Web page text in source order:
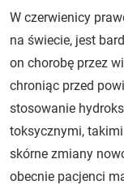
W czerwienicy
na świecie, jest
on chorobę przez
chroniąc przed
stosowanie
toksycznymi,
skórne zmiany
obecnie pacjenci